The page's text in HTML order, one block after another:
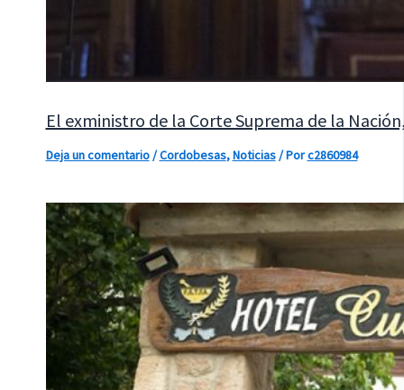
El exministro de la Corte Suprema de la
Deja un comentario/Cordobesas,Noticias/ Porc2860984